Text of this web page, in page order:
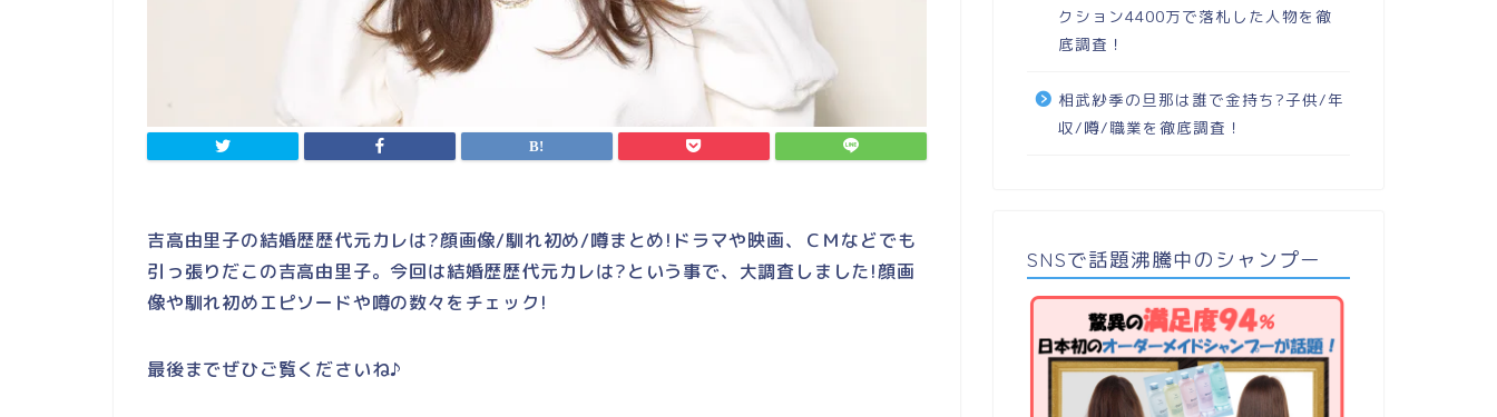
吉高由里子の結婚歴歴代元カレは?顔画像/馴れ初め/噂まとめ!ドラマや映画、ＣＭなどでも
引っ張りだこの吉高由里子。今回は結婚歴歴代元カレは?という事で、大調査しました!顔画
像や馴れ初めエピソードや噂の数々をチェック!
最後までぜひご覧くださいね♪
クション4400万で落札した人物を徹
底調査！
相武紗季の旦那は誰で金持ち?子供/年
収/噂/職業を徹底調査！
SNSで話題沸騰中のシャンプー